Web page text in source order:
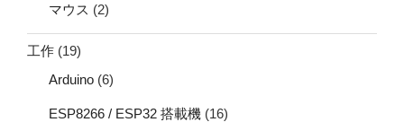
マウス (2)
工作 (19)
Arduino (6)
ESP8266 / ESP32 搭載機 (16)